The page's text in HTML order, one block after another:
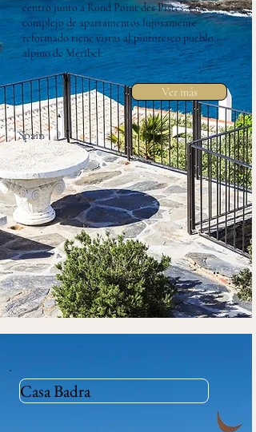
centro junto a Rond Point des Pistes, este
complejo de apartamentos lujosamente
reformado tiene vistas al pintoresco pueblo
alpino de Méribel.
Ver más
Spain
Casa Badra